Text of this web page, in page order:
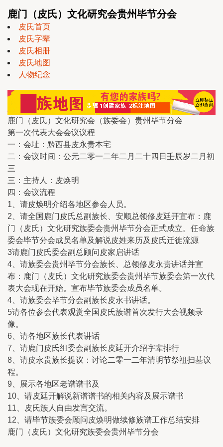
鹿门（皮氏）文化研究会贵州毕节分会
皮氏首页
皮氏字辈
皮氏相册
皮氏地图
人物纪念
鹿门（皮氏）文化研究会（族委会）贵州毕节分会
第一次代表大会会议议程
一：会址：黔西县皮永贵本宅
二：会议时间：公元二零一二年二月二十四日壬辰岁二月初
三
三：主持人：皮焕明
四：会议流程
1、请皮焕明介绍各地区参会人员。
2、请全国鹿门皮氏总副族长、安顺总领修皮廷开宣布：鹿
门（皮氏）文化研究族委会贵州毕节分会正式成立。任命族
委会毕节分会成员名单及解说皮姓来历及皮氏迁徙流源
3请鹿门皮氏委会副总顾问皮家启讲话
4、请族委会贵州毕节分会族长、总领修皮永贵讲话并宣
布：鹿门（皮氏）文化研究族委会贵州毕节族委会第一次代
表大会现在开始。宣布毕节族委会成员名单。
4、请族委会毕节分会副族长皮永书讲话。
5请各位参会代表观赏全国皮氏族谱首次发行大会视频录
像。
6、请各地区族长代表讲话
7、请鹿门皮氏组委会副族长皮廷开介绍字辈排行
8、请皮永贵族长提议：讨论二零一二年清明节祭祖扫墓议
程。
9、展示各地区老谱谱书及
10、请皮廷开解说新谱谱书的相关内容及展示谱书
11、皮氏族人自由发言交流。
12、请毕节族委会顾问皮焕明做续修族谱工作总结安排
鹿门（皮氏）文化研究族委会贵州毕节分会